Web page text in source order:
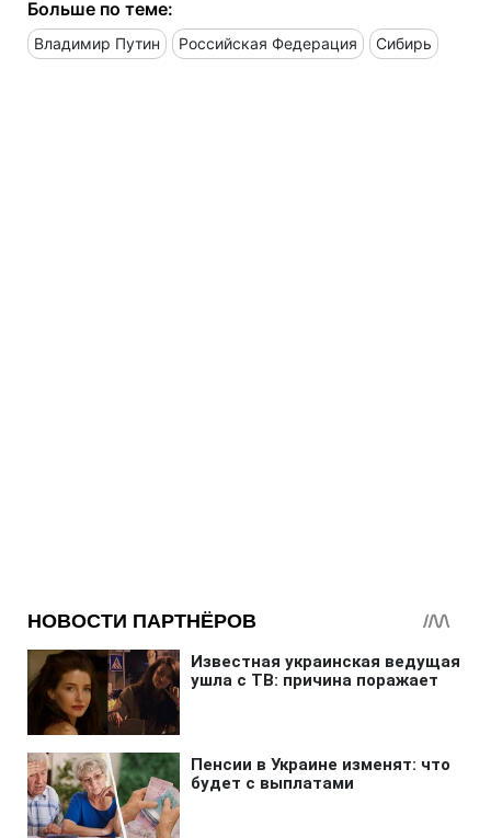
Больше по теме:
Владимир Путин Российская Федерация Сибирь